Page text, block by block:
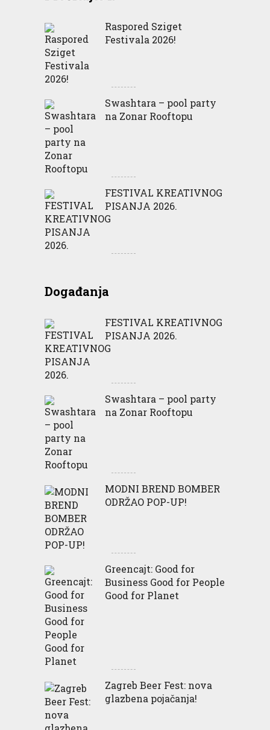
Raspored Sziget
Festivala 2026!
Swashtara – pool party
na Zonar Rooftopu
FESTIVAL KREATIVNOG
PISANJA 2026.
Događanja
FESTIVAL KREATIVNOG
PISANJA 2026.
Swashtara – pool party
na Zonar Rooftopu
MODNI BREND BOMBER
ODRŽAO POP-UP!
Greencajt: Good for
Business Good for People
Good for Planet
Zagreb Beer Fest: nova
glazbena pojačanja!